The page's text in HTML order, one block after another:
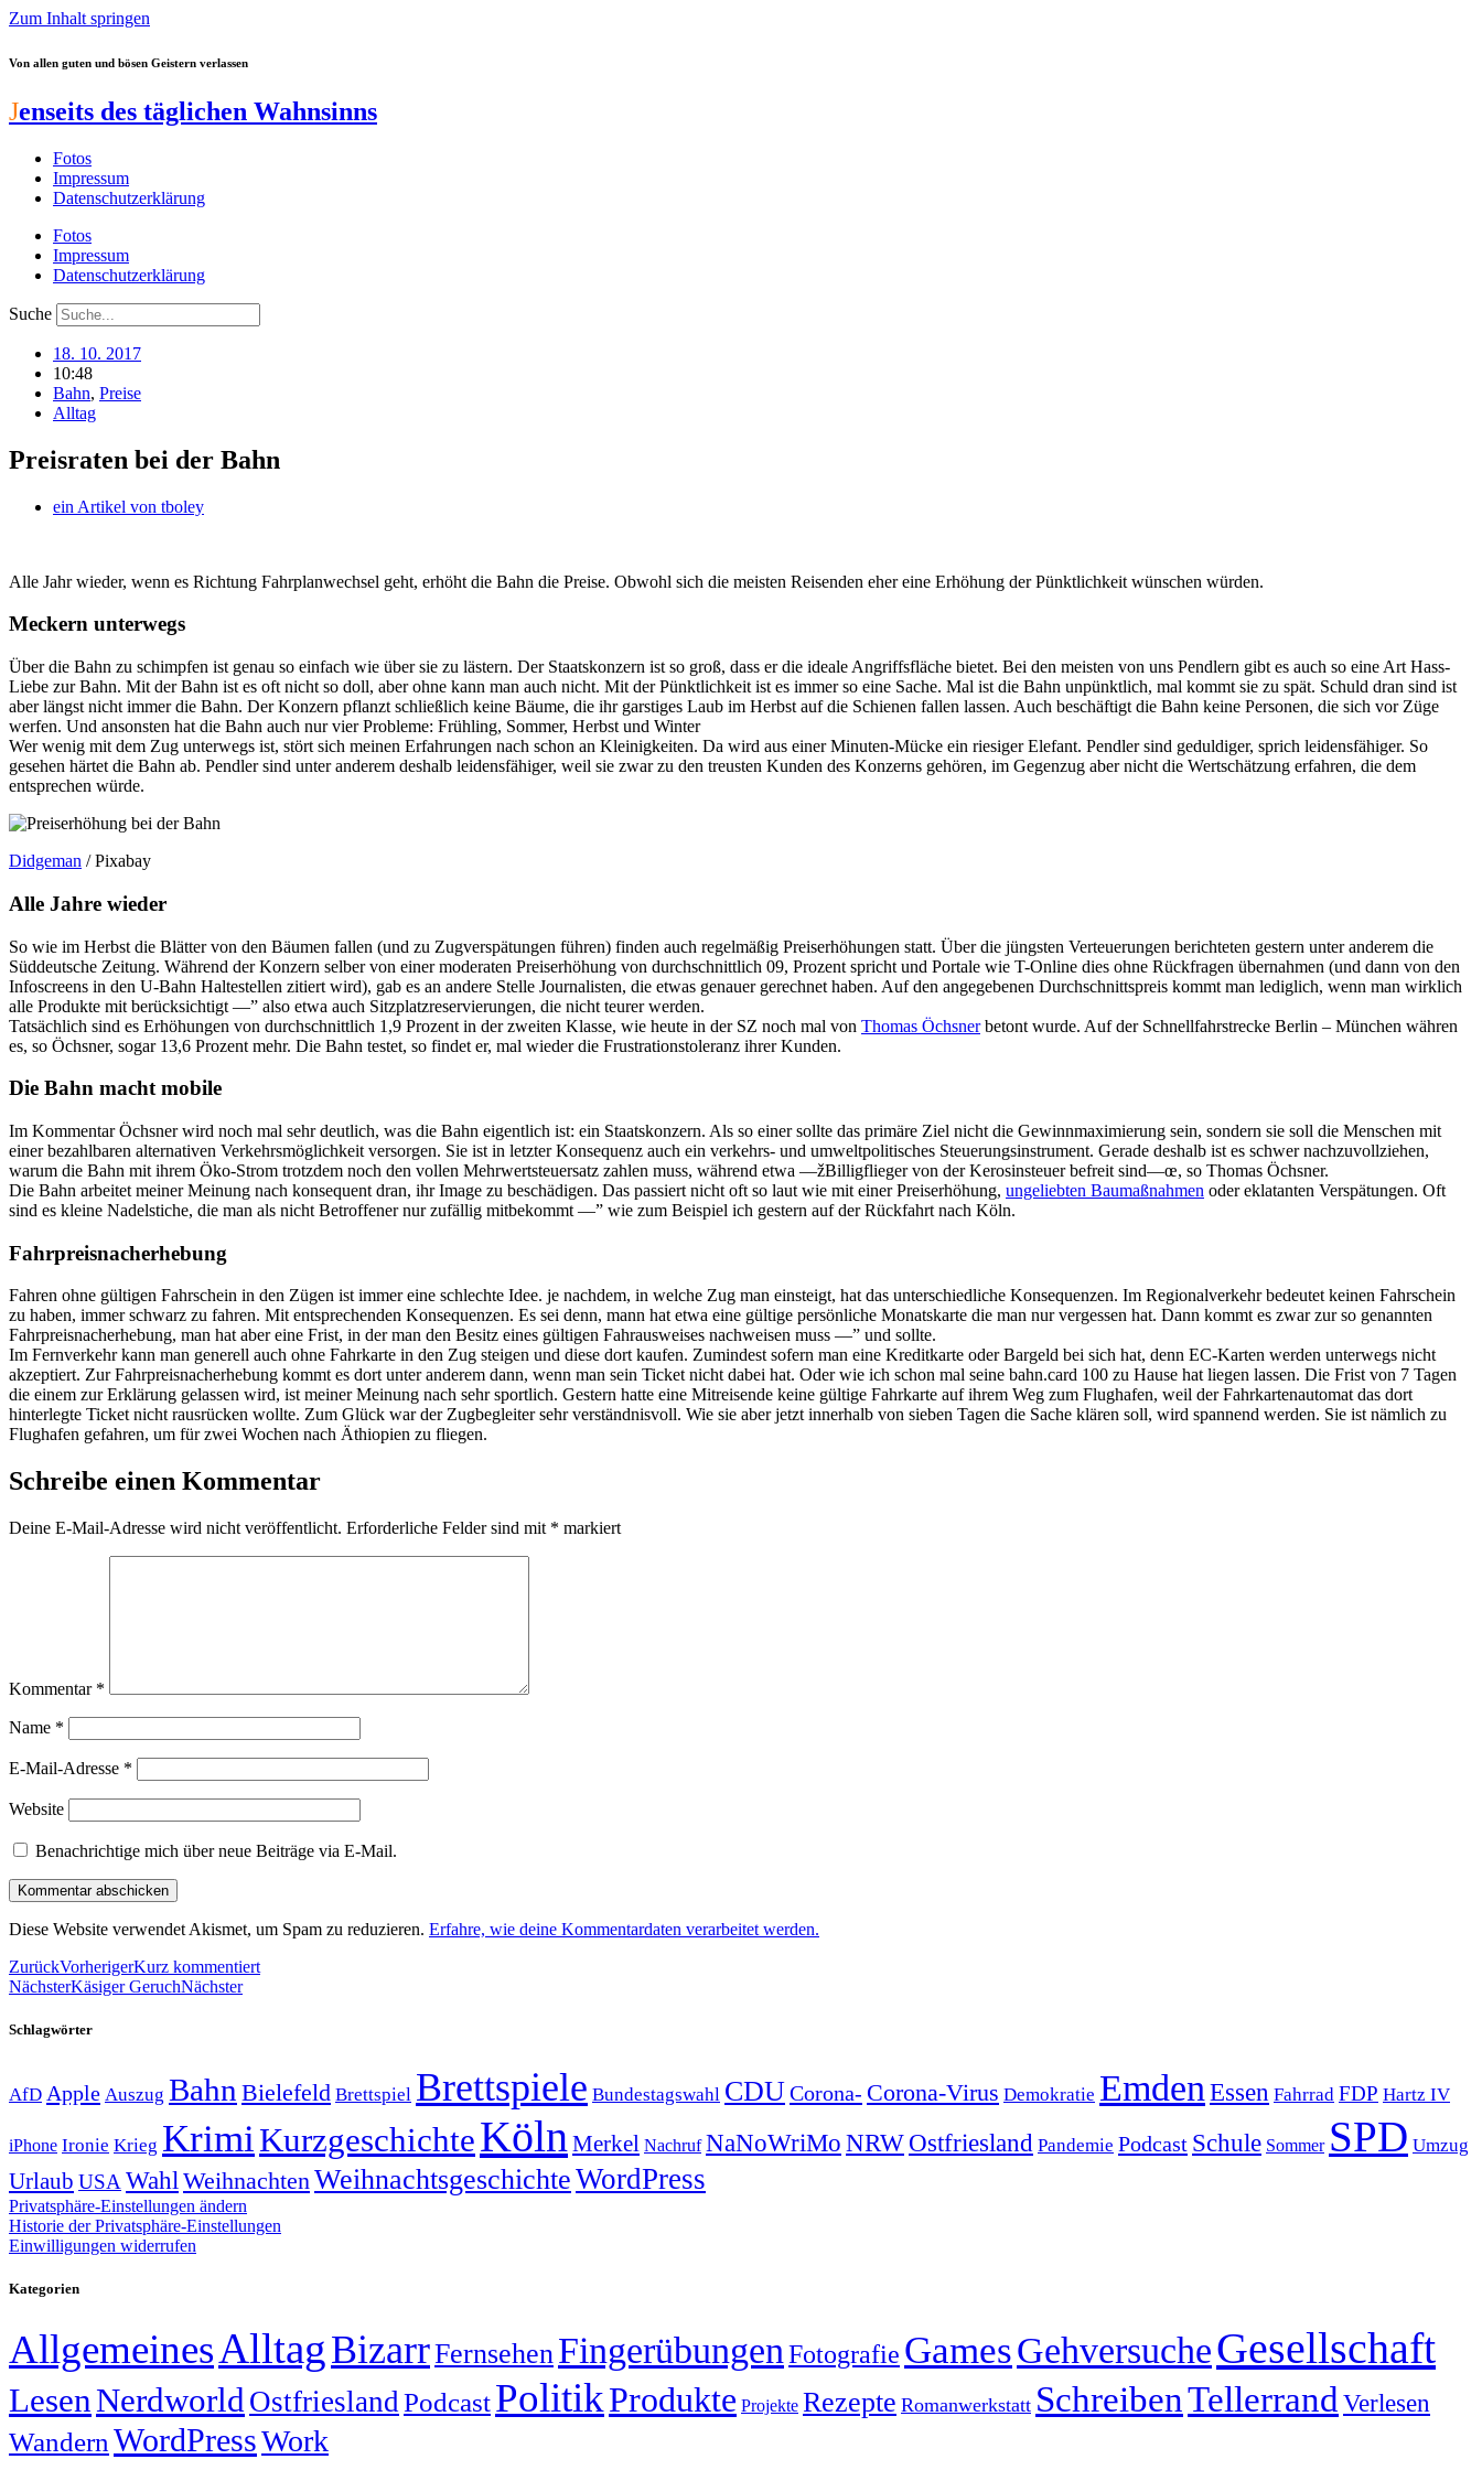
Zum Inhalt springen
Von allen guten und bösen Geistern verlassen
Jenseits des täglichen Wahnsinns
Fotos
Impressum
Datenschutzerklärung
Fotos
Impressum
Datenschutzerklärung
Suche
18. 10. 2017
10:48
Bahn, Preise
Alltag
Preisraten bei der Bahn
ein Artikel von tboley
Alle Jahr wieder, wenn es Richtung Fahrplanwechsel geht, erhöht die Bahn die Preise. Obwohl sich die meisten Reisenden eher eine Erhöhung der Pünktlichkeit wünschen würden.
Meckern unterwegs
Über die Bahn zu schimpfen ist genau so einfach wie über sie zu lästern. Der Staatskonzern ist so groß, dass er die ideale Angriffsfläche bietet. Bei den meisten von uns Pendlern gibt es auch so eine Art Hass-
Liebe zur Bahn. Mit der Bahn ist es oft nicht so doll, aber ohne kann man auch nicht. Mit der Pünktlichkeit ist es immer so eine Sache. Mal ist die Bahn unpünktlich, mal kommt sie zu spät. Schuld dran sind ist
aber längst nicht immer die Bahn. Der Konzern pflanzt schließlich keine Bäume, die ihr garstiges Laub im Herbst auf die Schienen fallen lassen. Auch beschäftigt die Bahn keine Personen, die sich vor Züge
werfen. Und ansonsten hat die Bahn auch nur vier Probleme: Frühling, Sommer, Herbst und Winter
Wer wenig mit dem Zug unterwegs ist, stört sich meinen Erfahrungen nach schon an Kleinigkeiten. Da wird aus einer Minuten-Mücke ein riesiger Elefant. Pendler sind geduldiger, sprich leidensfähiger. So
gesehen härtet die Bahn ab. Pendler sind unter anderem deshalb leidensfähiger, weil sie zwar zu den treusten Kunden des Konzerns gehören, im Gegenzug aber nicht die Wertschätzung erfahren, die dem
entsprechen würde.
Didgeman / Pixabay
Alle Jahre wieder
So wie im Herbst die Blätter von den Bäumen fallen (und zu Zugverspätungen führen) finden auch regelmäßig Preiserhöhungen statt. Über die jüngsten Verteuerungen berichteten gestern unter anderem die
Süddeutsche Zeitung. Während der Konzern selber von einer moderaten Preiserhöhung von durchschnittlich 09, Prozent spricht und Portale wie T-Online dies ohne Rückfragen übernahmen (und dann von den
Infoscreens in den U-Bahn Haltestellen zitiert wird), gab es an andere Stelle Journalisten, die etwas genauer gerechnet haben. Auf den angegebenen Durchschnittspreis kommt man lediglich, wenn man wirklich
alle Produkte mit berücksichtigt —” also etwa auch Sitzplatzreservierungen, die nicht teurer werden.
Tatsächlich sind es Erhöhungen von durchschnittlich 1,9 Prozent in der zweiten Klasse, wie heute in der SZ noch mal von Thomas Öchsnerbetont wurde. Auf der Schnellfahrstrecke Berlin – München währen
es, so Öchsner, sogar 13,6 Prozent mehr. Die Bahn testet, so findet er, mal wieder die Frustrationstoleranz ihrer Kunden.
Die Bahn macht mobile
Im Kommentar Öchsner wird noch mal sehr deutlich, was die Bahn eigentlich ist: ein Staatskonzern. Als so einer sollte das primäre Ziel nicht die Gewinnmaximierung sein, sondern sie soll die Menschen mit
einer bezahlbaren alternativen Verkehrsmöglichkeit versorgen. Sie ist in letzter Konsequenz auch ein verkehrs- und umweltpolitisches Steuerungsinstrument. Gerade deshalb ist es schwer nachzuvollziehen,
warum die Bahn mit ihrem Öko-Strom trotzdem noch den vollen Mehrwertsteuersatz zahlen muss, während etwa —žBilligflieger von der Kerosinsteuer befreit sind—œ, so Thomas Öchsner.
Die Bahn arbeitet meiner Meinung nach konsequent dran, ihr Image zu beschädigen. Das passiert nicht oft so laut wie mit einer Preiserhöhung, ungeliebten Baumaßnahmen oder eklatanten Verspätungen. Oft
sind es kleine Nadelstiche, die man als nicht Betroffener nur zufällig mitbekommt —” wie zum Beispiel ich gestern auf der Rückfahrt nach Köln.
Fahrpreisnacherhebung
Fahren ohne gültigen Fahrschein in den Zügen ist immer eine schlechte Idee. je nachdem, in welche Zug man einsteigt, hat das unterschiedliche Konsequenzen. Im Regionalverkehr bedeutet keinen Fahrschein
zu haben, immer schwarz zu fahren. Mit entsprechenden Konsequenzen. Es sei denn, mann hat etwa eine gültige persönliche Monatskarte die man nur vergessen hat. Dann kommt es zwar zur so genannten
Fahrpreisnacherhebung, man hat aber eine Frist, in der man den Besitz eines gültigen Fahrausweises nachweisen muss —” und sollte.
Im Fernverkehr kann man generell auch ohne Fahrkarte in den Zug steigen und diese dort kaufen. Zumindest sofern man eine Kreditkarte oder Bargeld bei sich hat, denn EC-Karten werden unterwegs nicht
akzeptiert. Zur Fahrpreisnacherhebung kommt es dort unter anderem dann, wenn man sein Ticket nicht dabei hat. Oder wie ich schon mal seine bahn.card 100 zu Hause hat liegen lassen. Die Frist von 7 Tagen
die einem zur Erklärung gelassen wird, ist meiner Meinung nach sehr sportlich. Gestern hatte eine Mitreisende keine gültige Fahrkarte auf ihrem Weg zum Flughafen, weil der Fahrkartenautomat das dort
hinterlegte Ticket nicht rausrücken wollte. Zum Glück war der Zugbegleiter sehr verständnisvoll. Wie sie aber jetzt innerhalb von sieben Tagen die Sache klären soll, wird spannend werden. Sie ist nämlich zu
Flughafen gefahren, um für zwei Wochen nach Äthiopien zu fliegen.
Schreibe einen Kommentar
Deine E-Mail-Adresse wird nicht veröffentlicht. Erforderliche Felder sind mit * markiert
Kommentar *
Name *
E-Mail-Adresse *
Website
Benachrichtige mich über neue Beiträge via E-Mail.
Diese Website verwendet Akismet, um Spam zu reduzieren. Erfahre, wie deine Kommentardaten verarbeitet werden.
ZurückVorherigerKurz kommentiert
NächsterKäsiger GeruchNächster
Schlagwörter
AfD Apple Auszug Bahn Bielefeld Brettspiel Brettspiele Bundestagswahl CDUCorona- Corona-Virus Demokratie Emden Essen Fahrrad FDP Hartz IV
iPhone Ironie Krieg Krimi KurzgeschichteKöln Merkel Nachruf NaNoWriMo NRWOstfriesland Pandemie Podcast Schule Sommer SPD Umzug
Urlaub USA Wahl Weihnachten WeihnachtsgeschichteWordPress
Privatsphäre-Einstellungen ändern
Historie der Privatsphäre-Einstellungen
Einwilligungen widerrufen
Kategorien
AllgemeinesAlltagBizarrFernsehenFingerübungen Fotografie GamesGehversucheGesellschaft
Lesen Nerdworld Ostfriesland PodcastPolitikProdukte Projekte Rezepte Romanwerkstatt SchreibenTellerrand Verlesen
Wandern WordPressWork